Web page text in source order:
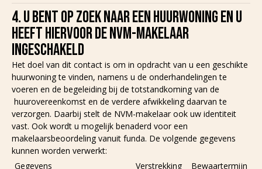
4. U BENT OP ZOEK NAAR EEN HUURWONING EN U
HEEFT HIERVOOR DE NVM-MAKELAAR
INGESCHAKELD
Het doel van dit contact is om in opdracht van u een geschikte
huurwoning te vinden, namens u de onderhandelingen te
voeren en de begeleiding bij de totstandkoming van de
huurovereenkomst en de verdere afwikkeling daarvan te
verzorgen. Daarbij stelt de NVM-makelaar ook uw identiteit
vast. Ook wordt u mogelijk benaderd voor een
makelaarsbeoordeling vanuit funda. De volgende gegevens
kunnen worden verwerkt:
Gegevens
Verstrekking
Bewaartermijn